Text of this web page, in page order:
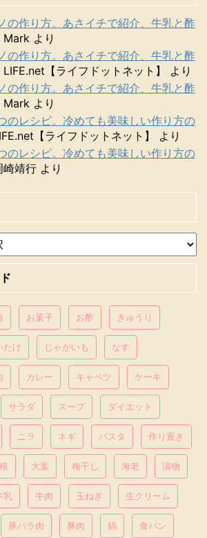
の作り方。あさイチで紹介、牛乳と酢
Mark より
の作り方。あさイチで紹介、牛乳と酢
LIFE.net【ライフドットネット】
より
の作り方。あさイチで紹介、牛乳と酢
Mark より
のレシピ。冷めても美味しい作り方の
【ライフドットネット】
より
のレシピ。冷めても美味しい作り方の
崎靖行 より
お菓子 お酢 きゅうり
たけ じゃがいも なす
カレー キャベツ ケーキ
サラダ スープ ダイエット
ニラ ネギ パスタ 作り置き
大葉 梅干し 海老 漬物
乳 牛肉 玉ねぎ 生クリーム
豚バラ肉 豚肉 鍋 食パン